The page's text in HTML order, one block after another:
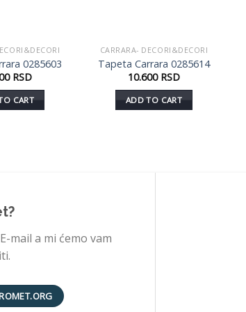
Dodaj
u listu
0285603
RSD
CART
Dodaj
u listu
CARRARA- DECORI&DECORI
Tapeta Carrara 0285614
10.600 RSD
ADD TO CART
mail a mi ćemo vam